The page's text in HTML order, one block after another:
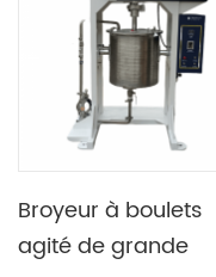
Broyeur à boulets
agité de grande